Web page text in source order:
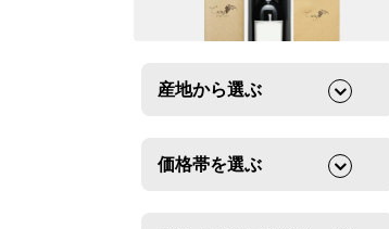
産地から選ぶ
価格帯を選ぶ